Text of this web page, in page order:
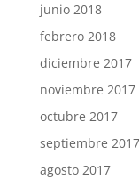
junio 2018
febrero 2018
diciembre 2017
noviembre 2017
octubre 2017
septiembre 2017
agosto 2017